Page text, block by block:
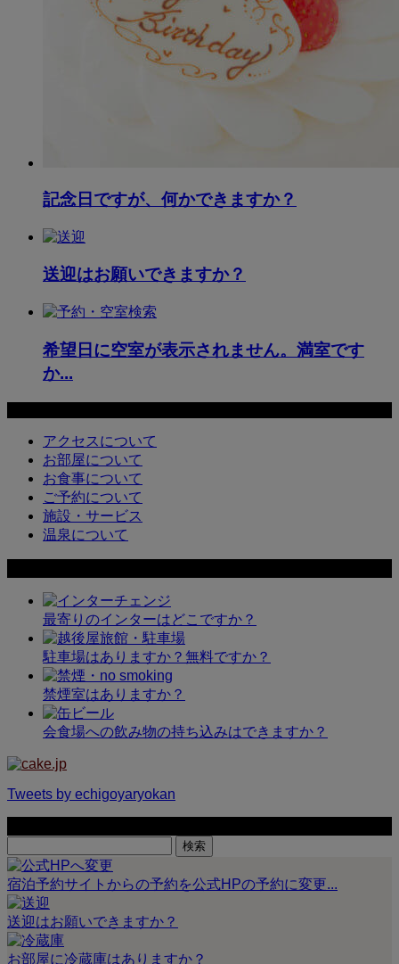
記念日ですが、何かできますか？
送迎はお願いできますか？
希望日に空室が表示されません。満室です
か...
アクセスについて
お部屋について
お食事について
ご予約について
施設・サービス
温泉について
最寄りのインターはどこですか？
駐車場はありますか？無料ですか？
禁煙室はありますか？
会食場への飲み物の持ち込みはできますか？
Tweets by echigoyaryokan
索:
宿泊予約サイトからの予約を公式HPの予約に変更...
送迎はお願いできますか？
お部屋に冷蔵庫はありますか？